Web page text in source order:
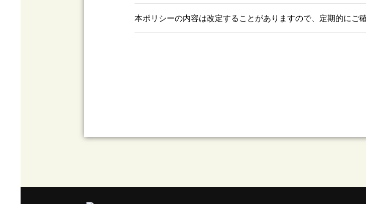
本ポリシーの内容は改定することがありますので、定期的にご